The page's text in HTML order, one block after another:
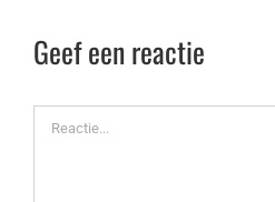
Geef een reactie